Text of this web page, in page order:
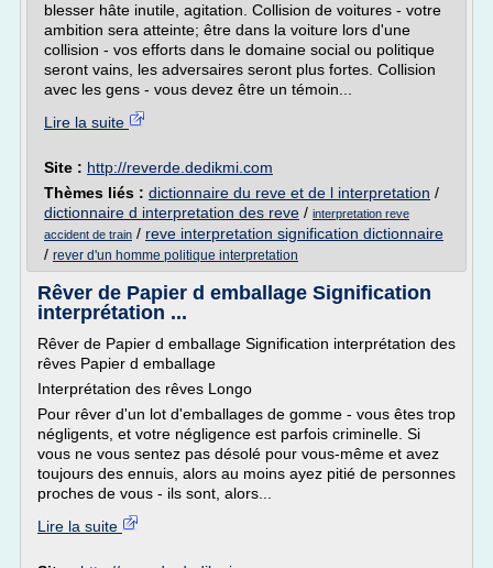
blesser hâte inutile, agitation. Collision de voitures - votre
ambition sera atteinte; être dans la voiture lors d'une
collision - vos efforts dans le domaine social ou politique
seront vains, les adversaires seront plus fortes. Collision
avec les gens - vous devez être un témoin...
Lire la suite
Site : http://reverde.dedikmi.com
Thèmes liés : dictionnaire du reve et de l interpretation /
dictionnaire d interpretation des reve / interpretation reve
accident de train / reve interpretation signification dictionnaire
/ rever d'un homme politique interpretation
Rêver de Papier d emballage Signification
interprétation ...
Rêver de Papier d emballage Signification interprétation des
rêves Papier d emballage
Interprétation des rêves Longo
Pour rêver d'un lot d'emballages de gomme - vous êtes trop
négligents, et votre négligence est parfois criminelle. Si
vous ne vous sentez pas désolé pour vous-même et avez
toujours des ennuis, alors au moins ayez pitié de personnes
proches de vous - ils sont, alors...
Lire la suite